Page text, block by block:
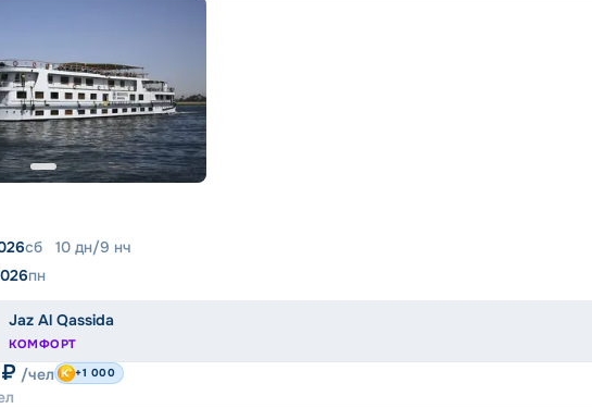
сб 10 дн/9 нч
пн
Jaz Al Qassida
КОМФОРТ
₽ /чел +1 000